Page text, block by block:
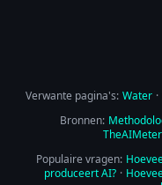
Verwante pagina's: Water ·
Bronnen:
Populaire vragen:
produceert AI? ·